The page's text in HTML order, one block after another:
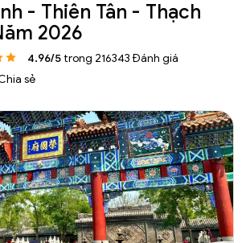
- Thiên Tân - Thạch
2026
4.96/5 trong 216343 Đánh giá
sẻ